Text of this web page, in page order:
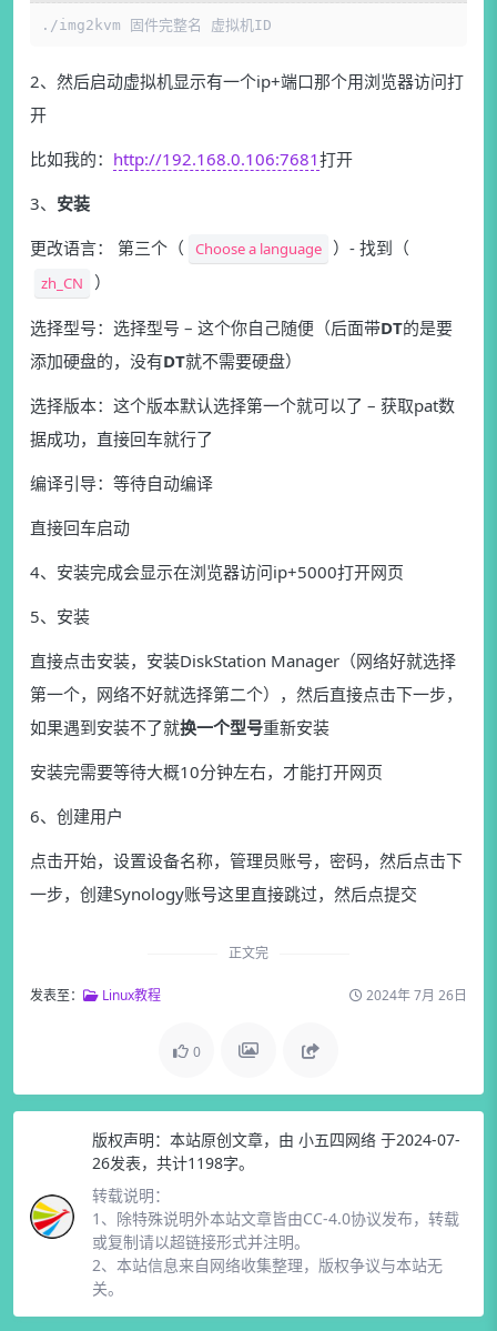
./img2kvm 固件完整名 虚拟机ID
2、然后启动虚拟机显示有一个ip+端口那个用浏览器访问打
开
比如我的： http://192.168.0.106:7681打开
3、 安装
更改语言： 第三个（
Choose a language ）- 找到（
zh_CN ）
选择型号：选择型号 – 这个你自己随便（后面带DT的是要
添加硬盘的，没有DT就不需要硬盘）
选择版本：这个版本默认选择第一个就可以了 – 获取pat数
据成功，直接回车就行了
编译引导：等待自动编译
直接回车启动
4、安装完成会显示在浏览器访问ip+5000打开网页
5、安装
直接点击安装，安装DiskStation Manager（网络好就选择
第一个，网络不好就选择第二个），然后直接点击下一步，
如果遇到安装不了就换一个型号重新安装
安装完需要等待大概10分钟左右，才能打开网页
6、创建用户
点击开始，设置设备名称，管理员账号，密码，然后点击下
一步，创建Synology账号这里直接跳过，然后点提交
正文完
发表至： Linux教程 2024年 7月 26日
0
版权声明： 本站原创文章，由 小五四网络 于2024-07-
26发表，共计1198字。
转载说明：
1、除特殊说明外本站文章皆由CC-4.0协议发布，转载
或复制请以超链接形式并注明。
2、本站信息来自网络收集整理，版权争议与本站无
关。